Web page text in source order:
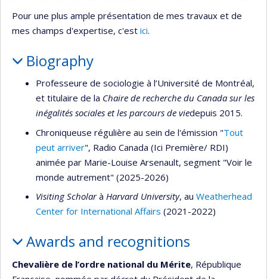
Pour une plus ample présentation de mes travaux et de
mes champs d'expertise, c'est ici.
Biography
Professeure de sociologie à l’Université de Montréal,
et titulaire de la Chaire de recherche du Canada sur les
inégalités sociales et les parcours de viedepuis 2015.
Chroniqueuse régulière au sein de l'émission "Tout
peut arriver", Radio Canada (Ici Première/ RDI)
animée par Marie-Louise Arsenault, segment "Voir le
monde autrement" (2025-2026)
Visiting Scholarà Harvard University, au Weatherhead
Center for International Affairs (2021-2022)
Awards and recognitions
Chevalière de l’ordre national du Mérite, République